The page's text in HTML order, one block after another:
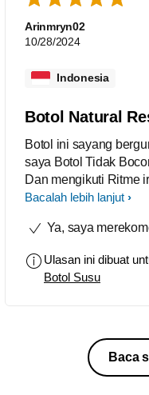
Arinmryn02
10/28/2024
Indonesia
Botol Natural
Botol ini sayang
saya Botol Tidak
Dan mengikuti Ritme
Bayi
Bacalah lebih lanjut
Ya, saya
Ulasan ini dibuat
Botol Susu
Baca